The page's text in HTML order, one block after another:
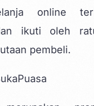
online
ikuti oleh
pembeli.